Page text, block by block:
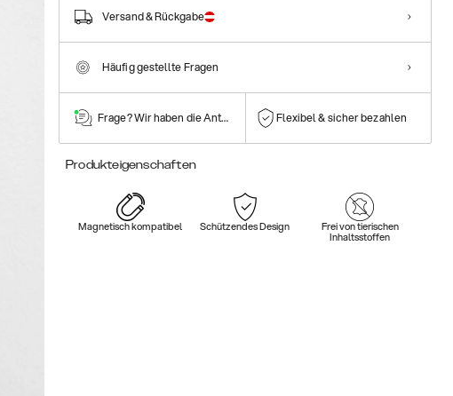
Versand & Rückgabe
Häufig gestellte Fragen
Frage? Wir haben die Antwort! Flexibel & sicher bezahlen
Produkteigenschaften
Magnetisch kompatibel Schützendes Design Frei von tierischen
Inhaltsstoffen